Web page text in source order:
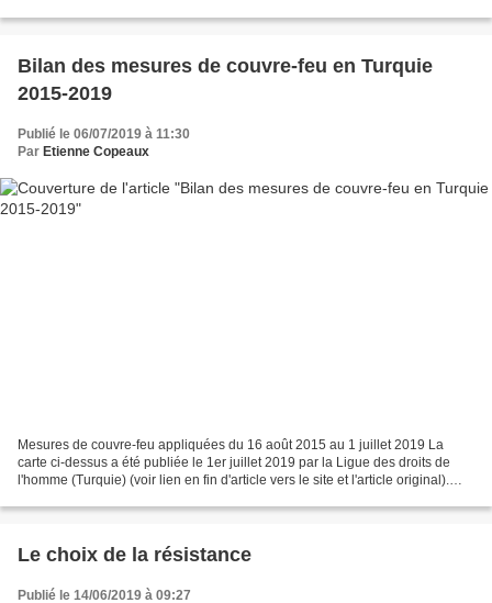
Bilan des mesures de couvre-feu en Turquie
2015-2019
Publié le 06/07/2019 à 11:30
Par Etienne Copeaux
Mesures de couvre-feu appliquées du 16 août 2015 au 1 juillet 2019 La
carte ci-dessus a été publiée le 1er juillet 2019 par la Ligue des droits de
l'homme (Turquie) (voir lien en fin d'article vers le site et l'article original).
Le choix de la résistance
Publié le 14/06/2019 à 09:27